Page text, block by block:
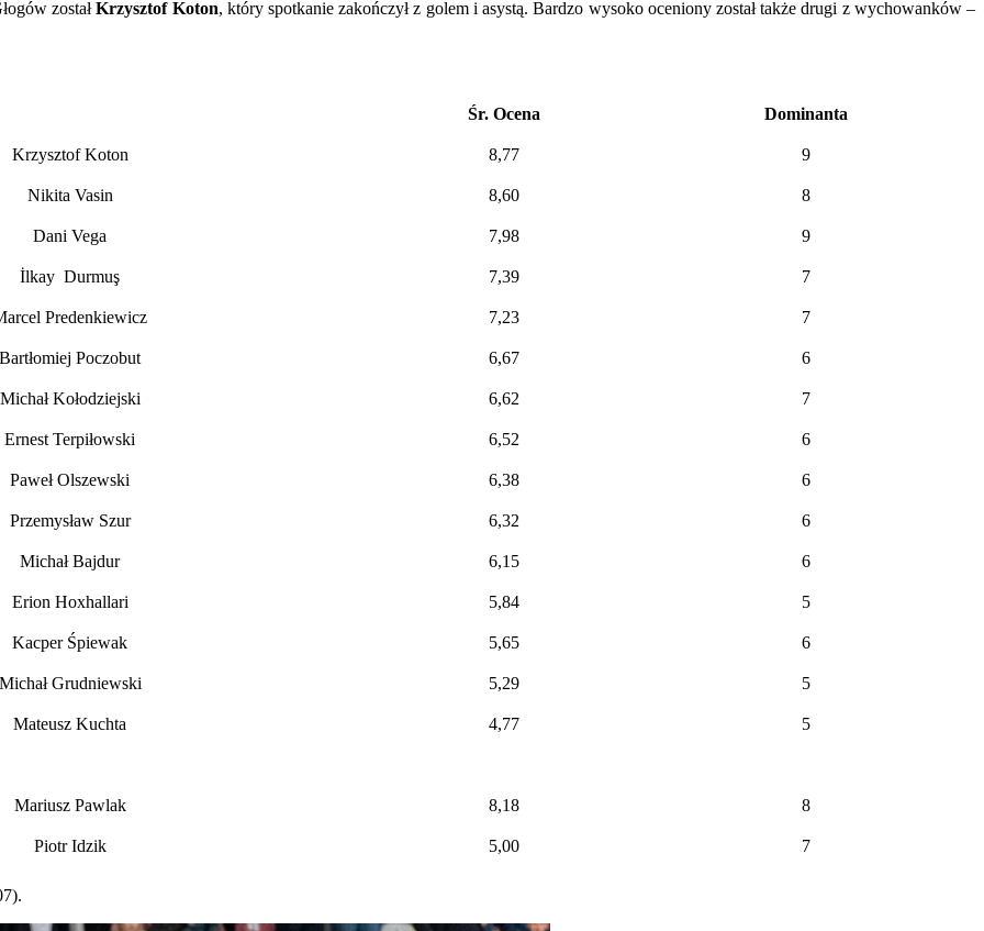
zostałKrzysztof Koton, który spotkanie zakończył z golem i asystą. Bardzo wysoko oceniony został także drugi z wychowanków –
Śr. Ocena Dominanta
Krzysztof Koton 8,77 9
Nikita Vasin 8,60 8
Dani Vega 7,98 9
İlkay Durmuş 7,39 7
Predenkiewicz 7,23 7
Bartłomiej Poczobut 6,67 6
Michał Kołodziejski 6,62 7
Ernest Terpiłowski 6,52 6
Paweł Olszewski 6,38 6
Przemysław Szur 6,32 6
Michał Bajdur 6,15 6
Erion Hoxhallari 5,84 5
Kacper Śpiewak 5,65 6
Michał Grudniewski 5,29 5
Mateusz Kuchta 4,77 5
Mariusz Pawlak 8,18 8
Piotr Idzik 5,00 7